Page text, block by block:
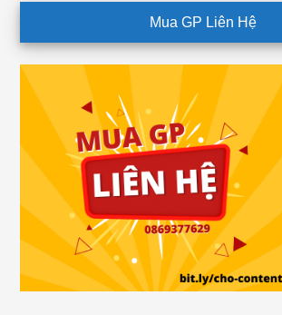
Mua GP Liên Hệ